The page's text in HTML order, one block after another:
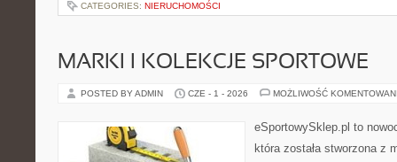
CATEGORIES: NIERUCHOMOŚCI
MARKI I KOLEKCJE SPORTOWE
POSTED BY ADMIN CZE - 1 - 2026 MOŻLIWOŚĆ
eSportowySklep.pl to
która została stworzona z